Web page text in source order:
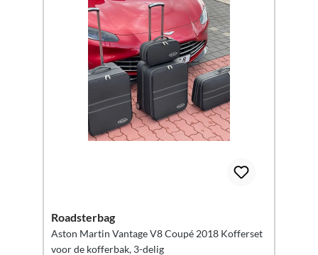
Roadsterbag
Aston Martin Vantage V8 Coupé 2018 Kofferset
voor de kofferbak, 3-delig